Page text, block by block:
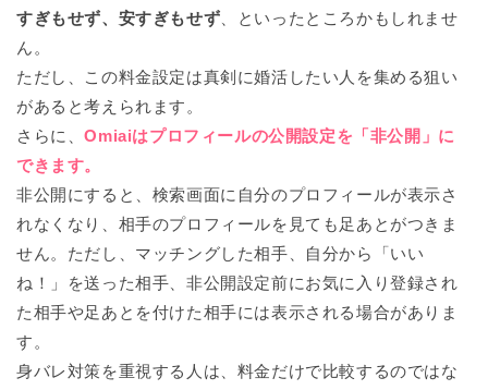
すぎもせず、安すぎもせず 、といったところかもしれませ
ん。
ただし、この料金設定は真剣に婚活したい人を集める狙い
があると考えられます。
さらに、Omiaiはプロフィールの公開設定を「非公開」に
できます。
非公開にすると、検索画面に自分のプロフィールが表示さ
れなくなり、相手のプロフィールを見ても足あとがつきま
せん。ただし、マッチングした相手、自分から「いい
ね！」を送った相手、非公開設定前にお気に入り登録され
た相手や足あとを付けた相手には表示される場合がありま
す。
身バレ対策を重視する人は、料金だけで比較するのではな